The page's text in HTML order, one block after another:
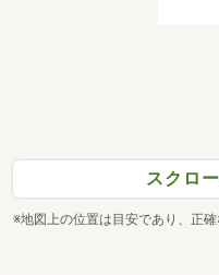
スクロ
※地図上の位置は目安であり、正